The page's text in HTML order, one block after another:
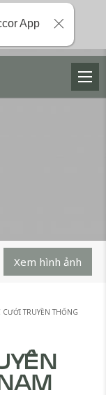
Xem hình ảnh
CƯỚI TRUYỀN THỐNG
App